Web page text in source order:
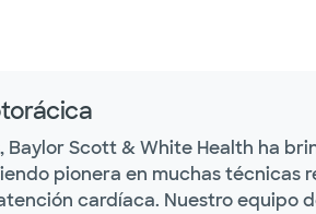
Baylor Scott & White Health ha
pionera en muchas
cardíaca. Nuestro equipo